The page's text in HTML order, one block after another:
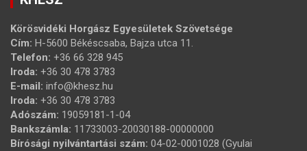
Körösvidéki Horgász Egyesületek Szövetsége
Cím: H-5600 Békéscsaba, Bajza utca 11.
Telefon: +36 66 328 945
Iroda: +36 30 478 3783
E-mail: info@khesz.hu
Iroda: +36 30 478 3783
Adószám: 19059181-1-04
Bankszámla: 11733003-20030188-00000000
Bírósági nyilvántartási szám: 04-02-0001028 (Gyulai